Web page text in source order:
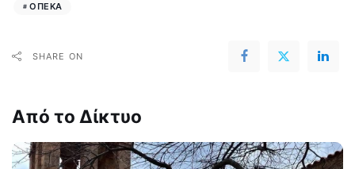
ΟΠΕΚΑ
SHARE ON
Από το Δίκτυο